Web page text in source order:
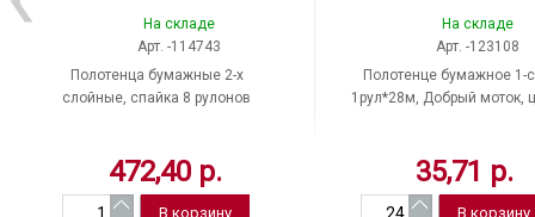
На складе
Арт. -114743
Полотенца бумажные 2-х
слойные, спайка 8 рулонов
472,40 р.
На складе
Арт. -123108
Полотенце бумажное 1-
1рул*28м, Добрый моток,
35,71 р.